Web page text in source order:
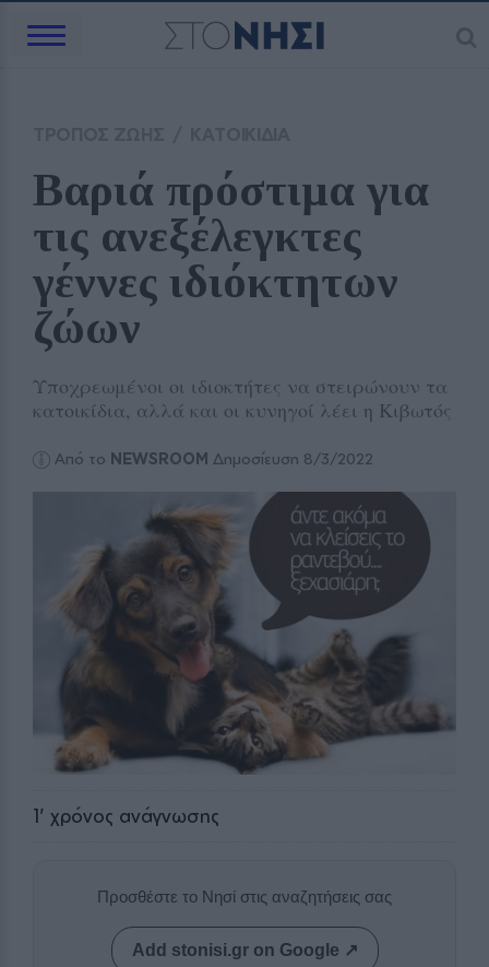
Βαριά πρόστιμα για
τις ανεξέλεγκτες
γέννες ιδιόκτητων
ζώων
Υποχρεωμένοι οι ιδιοκτήτες να στειρώνουν τα
κατοικίδια, αλλά και οι κυνηγοί λέει η Κιβωτός
Από το NEWSROOM Δημοσίευση 8/3/2022
1' χρόνος ανάγνωσης
Προσθέστε το Νησί στις αναζητήσεις σας
Add stonisi.gr on Google ↗